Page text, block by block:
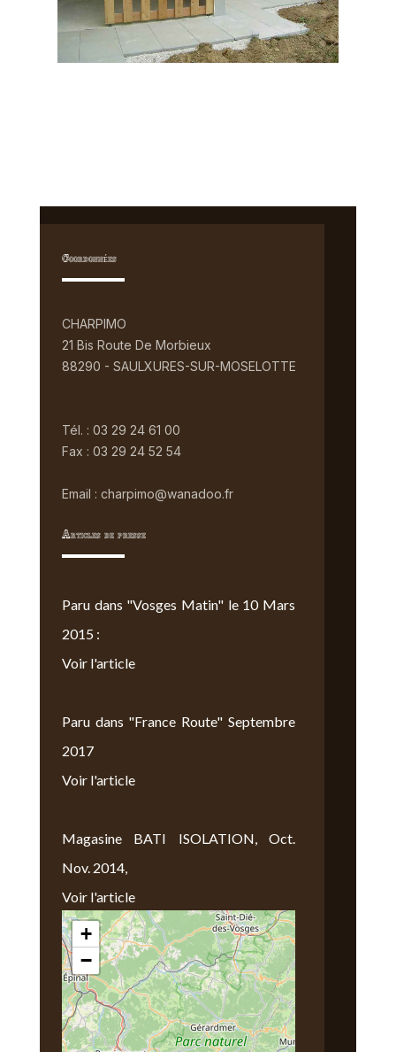
Coordonnées
CHARPIMO
21 Bis Route De Morbieux
88290 - SAULXURES-SUR-MOSELOTTE
Tél. : 03 29 24 61 00
Fax : 03 29 24 52 54
Email : charpimo@wanadoo.fr
Articles de presse
Paru dans "Vosges Matin" le 10 Mars
2015 :
Voir l'article
Paru dans "France Route" Septembre
2017
Voir l'article
Magasine BATI ISOLATION, Oct.
Nov. 2014,
Voir l'article
Nous Trouver
+
−